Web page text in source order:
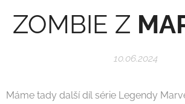
ZOMBIE Z
10.06.2024
Máme tady další díl série Legendy